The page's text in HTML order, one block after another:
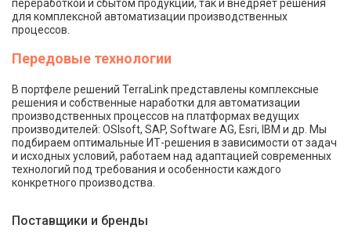
переработкой и сбытом продукции, так и внедряет решения
для комплексной автоматизации производственных
процессов.
Передовые технологии
В портфеле решений TerraLink представлены комплексные
решения и собственные наработки для автоматизации
производственных процессов на платформах ведущих
производителей: OSIsoft, SAP, Software AG, Esri, IBM и др. Мы
подбираем оптимальные ИТ-решения в зависимости от задач
и исходных условий, работаем над адаптацией современных
технологий под требования и особенности каждого
конкретного производства.
Поставщики и бренды